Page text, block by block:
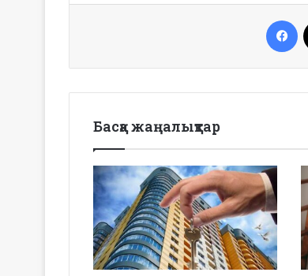
Басқа жаңалықтар